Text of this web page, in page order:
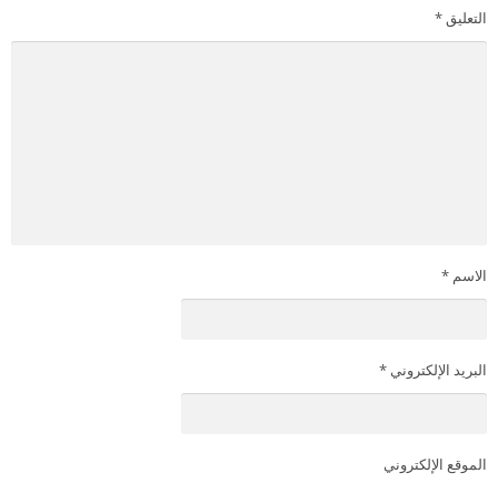
التعليق *
الاسم *
البريد الإلكتروني *
الموقع الإلكتروني